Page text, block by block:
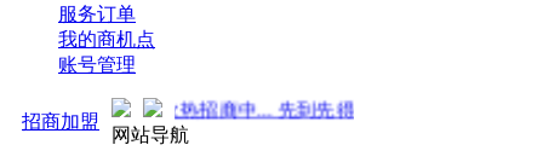
服务订单
我的商机点
账号管理
招商加盟
势来袭！火热招商中... 先到先得 ！
网站导航